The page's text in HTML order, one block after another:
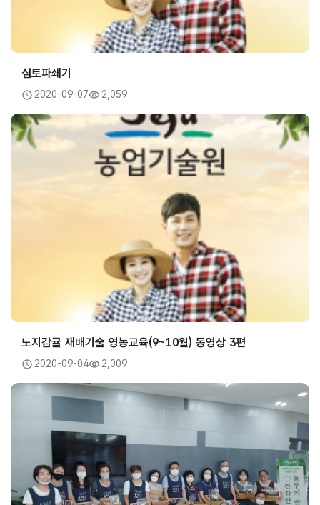
심토파쇄기
2020-09-07 2,059
노지감귤 재배기술 영농교육(9~10월) 동영상 3편
2020-09-04 2,009